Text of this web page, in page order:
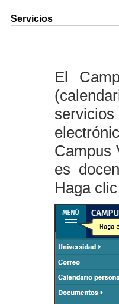
Servicios
El
Campus
es
Haga